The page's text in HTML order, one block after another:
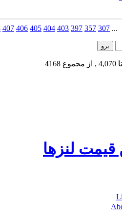
...
307
357
397
403
404
405
406
407
قیمت لنزها